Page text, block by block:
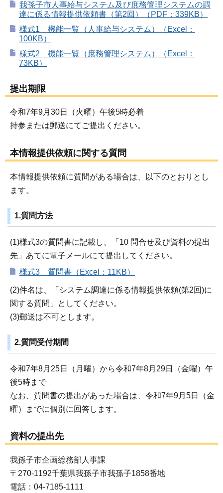
我孫子市人事給与システム及び庶務管理システムの調
達に係る情報提供依頼書（第2回）（PDF：339KB）
様式1 機能一覧（人事給与システム）（Excel：
100KB）
様式2 機能一覧（庶務管理システム）（Excel：
73KB）
提出期限
令和7年9月30日（火曜）午後5時必着
持参または郵送にてご提出ください。
本情報提供依頼に関する質問
本情報提供依頼に質問がある場合は、以下のとおりとし
ます。
1.質問方法
(1)様式3の質問書に記載し、「10 問合せ及び資料の提出
先」あてに電子メールにて提出してください。
様式3 質問書（Excel：11KB）
(2)件名は、「システム調達に係る情報提供依頼(第2回)に
関する質問」としてください。
(3)郵送は不可とします。
2.質問受付期間
令和7年8月25日（月曜）から令和7年8月29日（金曜）午
後5時まで
なお、質問書の提出があった場合は、令和7年9月5日（金
曜）までに個別に回答します。
資料の提出先
我孫子市企画総務部人事課
〒270-1192千葉県我孫子市我孫子1858番地
電話：04-7185-1111